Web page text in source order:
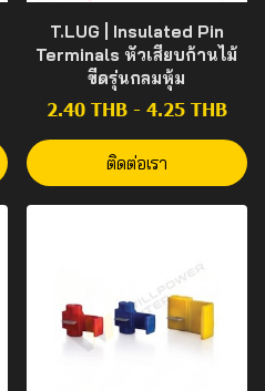
T.LUG | Insulated Pin
Terminals หัวเสียบก้านไม้
ขีดรุ่นกลมหุ้ม
2.40 THB- 4.25 THB
ติดต่อเรา